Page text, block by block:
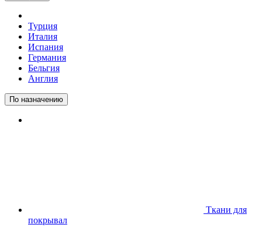
Турция
Италия
Испания
Германия
Бельгия
Англия
По назначению
Ткани для
покрывал